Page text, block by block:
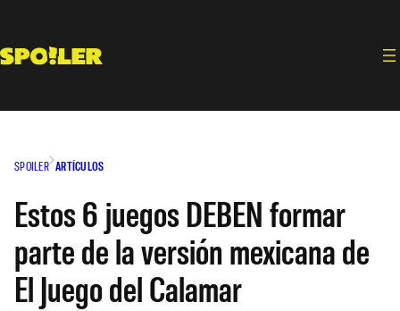
contenido
SPOILER ARTÍCULOS
Estos 6 juegos DEBEN formar
parte de la versión mexicana de
El Juego del Calamar